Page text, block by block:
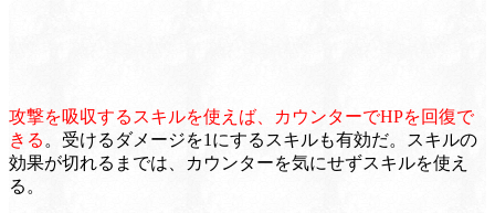
攻撃を吸収するスキルを使えば、カウンターでHPを回復で
きる 。受けるダメージを1にするスキルも有効だ。スキルの
効果が切れるまでは、カウンターを気にせずスキルを使え
る。